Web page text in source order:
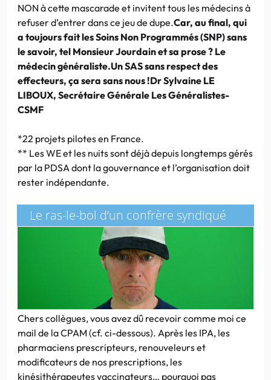
NON à cette mascarade et invitent tous les médecins à
refuser d’entrer dans ce jeu de dupe.Car, au final, qui
a toujours fait les Soins Non Programmés (SNP) sans
le savoir, tel Monsieur Jourdain et sa prose ? Le
médecin généraliste.Un SAS sans respect des
effecteurs, ça sera sans nous !Dr Sylvaine LE
LIBOUX, Secrétaire Générale Les Généralistes-
CSMF
*22 projets pilotes en France.
** Les WE et les nuits sont déjà depuis longtemps gérés
par la PDSA dont la gouvernance et l’organisation doit
rester indépendante.
Le ras-le-bol d’un confrère syndiqué
Chers collègues, vous avez dû recevoir comme moi ce
mail de la CPAM (cf. ci-dessous). Après les IPA, les
pharmaciens prescripteurs, renouveleurs et
modificateurs de nos prescriptions, les
kinésithérapeutes vaccinateurs… pourquoi pas